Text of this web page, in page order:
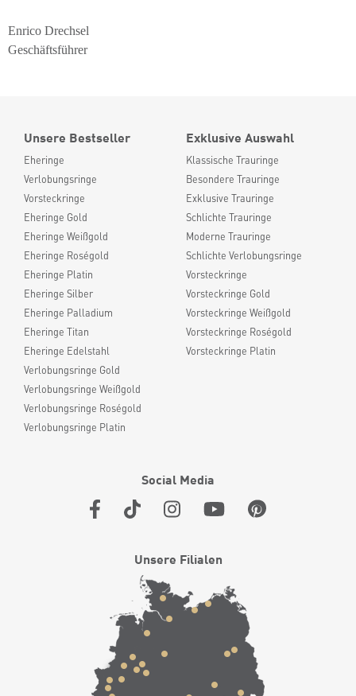
Enrico Drechsel
Geschäftsführer
Unsere Bestseller
Eheringe
Verlobungsringe
Vorsteckringe
Eheringe Gold
Eheringe Weißgold
Eheringe Roségold
Eheringe Platin
Eheringe Silber
Eheringe Palladium
Eheringe Titan
Eheringe Edelstahl
Verlobungsringe Gold
Verlobungsringe Weißgold
Verlobungsringe Roségold
Verlobungsringe Platin
Exklusive Auswahl
Klassische Trauringe
Besondere Trauringe
Exklusive Trauringe
Schlichte Trauringe
Moderne Trauringe
Schlichte Verlobungsringe
Vorsteckringe
Vorsteckringe Gold
Vorsteckringe Weißgold
Vorsteckringe Roségold
Vorsteckringe Platin
Social Media
Unsere Filialen